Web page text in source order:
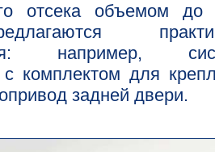
отсека объемом до
например,
комплектом для
задней двери.